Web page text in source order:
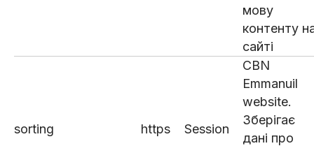
мову
контенту
сайті
sorting https Session
CBN
Emmanuil
website.
Зберігає
дані про